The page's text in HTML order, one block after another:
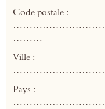
Code postale :
………
Ville :
Pays :